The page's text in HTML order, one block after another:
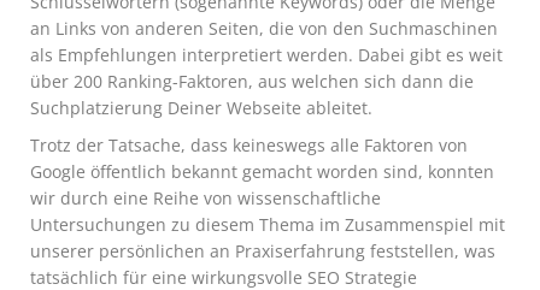
an Links von anderen Seiten, die von den Suchmaschinen
als Empfehlungen interpretiert werden. Dabei gibt es weit
über 200 Ranking-Faktoren, aus welchen sich dann die
Suchplatzierung Deiner Webseite ableitet.
Trotz der Tatsache, dass keineswegs alle Faktoren von
Google öffentlich bekannt gemacht worden sind, konnten
wir durch eine Reihe von wissenschaftliche
Untersuchungen zu diesem Thema im Zusammenspiel mit
unserer persönlichen an Praxiserfahrung feststellen, was
tatsächlich für eine wirkungsvolle SEO Strategie